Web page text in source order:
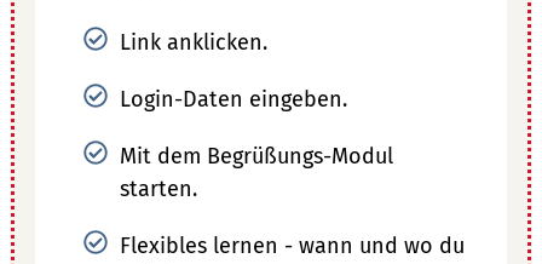
Link anklicken.
Login-Daten eingeben.
Mit dem Begrüßungs-Modul
starten.
Flexibles lernen - wann und wo du